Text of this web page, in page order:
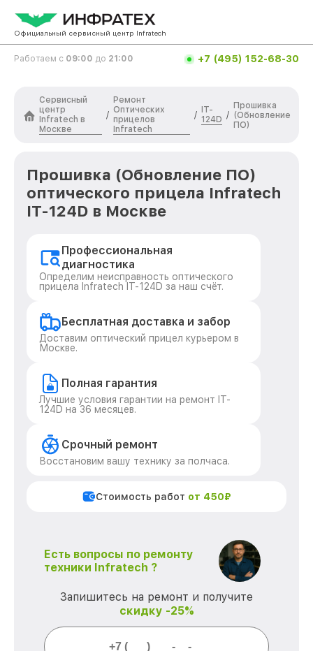
Официальный сервисный центр Infratech
Работаем с 09:00 до 21:00 +7 (495) 152-68-30
Сервисный
центр
Infratech в
Москве
/
Ремонт
Оптических
прицелов
Infratech
/
IT-
124D /
Прошивка
(Обновление
ПО)
Прошивка (Обновление ПО)
оптического прицела Infratech
IT-124D в Москве
Профессиональная
диагностика
Определим неисправность оптического
прицела Infratech IT-124D за наш счёт.
Бесплатная доставка и забор
Доставим оптический прицел курьером в
Москве.
Полная гарантия
Лучшие условия гарантии на ремонт IT-
124D на 36 месяцев.
Срочный ремонт
Восстановим вашу технику за полчаса.
Стоимость работ от 450₽
Есть вопросы по ремонту
техники Infratech ?
Запишитесь на ремонт и получите
скидку -25%